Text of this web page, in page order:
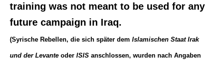
training was not meant to be used for any
future campaign in Iraq.
(Syrische Rebellen, die sich später dem Islamischen Staat Irak
und der Levante oder ISIS anschlossen, wurden nach Angaben